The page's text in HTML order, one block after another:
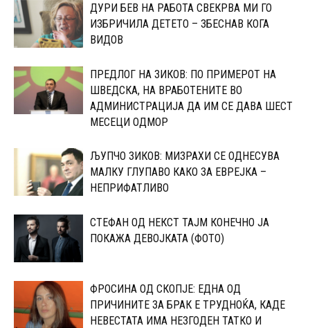
ДУРИ БЕВ НА РАБОТА СВЕКРВА МИ ГО
ИЗБРИЧИЛА ДЕТЕТО – ЗБЕСНАВ КОГА
ВИДОВ
ПРЕДЛОГ НА ЗИКОВ: ПО ПРИМЕРОТ НА
ШВЕДСКА, НА ВРАБОТЕНИТЕ ВО
АДМИНИСТРАЦИЈА ДА ИМ СЕ ДАВА ШЕСТ
МЕСЕЦИ ОДМОР
ЉУПЧО ЗИКОВ: МИЗРАХИ СЕ ОДНЕСУВА
МАЛКУ ГЛУПАВО КАКО ЗА ЕВРЕЈКА –
НЕПРИФАТЛИВО
СТЕФАН ОД НЕКСТ ТАЈМ КОНЕЧНО ЈА
ПОКАЖА ДЕВОЈКАТА (ФОТО)
ФРОСИНА ОД СКОПЈЕ: ЕДНА ОД
ПРИЧИНИТЕ ЗА БРАК Е ТРУДНОЌА, КАДЕ
НЕВЕСТАТА ИМА НЕЗГОДЕН ТАТКО И